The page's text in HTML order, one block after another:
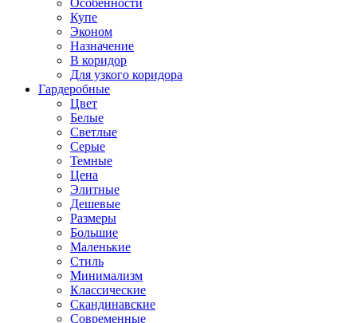
Особенности
Купе
Эконом
Назначение
В коридор
Для узкого коридора
Гардеробные
Цвет
Белые
Светлые
Серые
Темные
Цена
Элитные
Дешевые
Размеры
Большие
Маленькие
Стиль
Минимализм
Классические
Скандинавские
Современные